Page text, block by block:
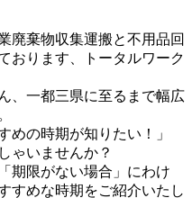
廃棄物収集運搬と不用品回
おります、トータルワーク
、一都三県に至るまで幅広
めの時期が知りたい！」
ゃいませんか？
期限がない場合」にわけ
すめな時期をご紹介いたし